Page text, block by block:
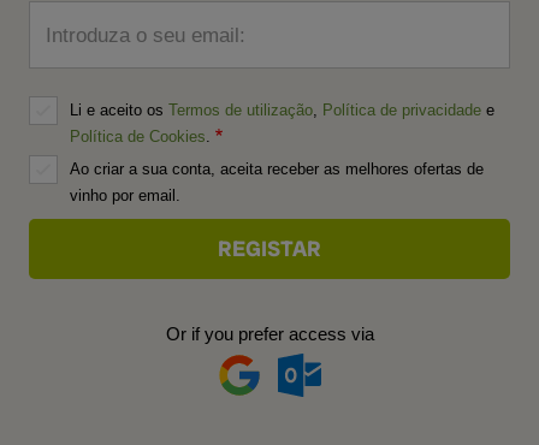
Introduza o seu email:
Li e aceito os Termos de utilização Política de privacidade e
Política de Cookies
Ao criar a sua conta, aceita receber as melhores ofertas de
vinho por email.
Or if you prefer access via